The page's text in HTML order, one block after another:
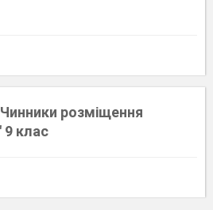
розміщення
9 клас